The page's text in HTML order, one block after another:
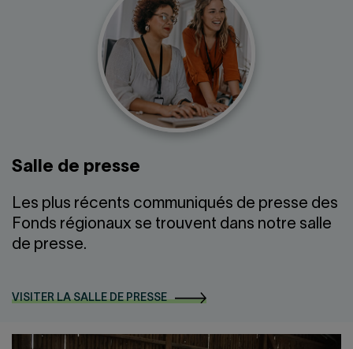
Salle de presse
Les plus récents communiqués de presse des
Fonds régionaux se trouvent dans notre salle
de presse.
VISITER LA SALLE DE PRESSE